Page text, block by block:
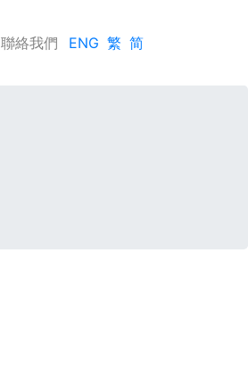
聯絡我們 ENG 繁 简